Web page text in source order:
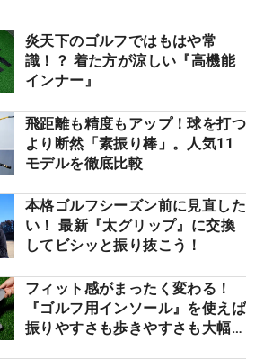
炎天下のゴルフではもはや常
識！？ 着た方が涼しい『高機能
インナー』
飛距離も精度もアップ！球を打つ
より断然「素振り棒」。人気11
モデルを徹底比較
本格ゴルフシーズン前に見直した
い！ 最新『太グリップ』に交換
してビシッと振り抜こう！
フィット感がまったく変わる！
『ゴルフ用インソール』を使えば
振りやすさも歩きやすさも大幅に